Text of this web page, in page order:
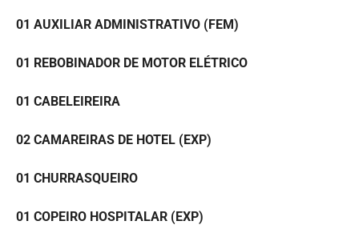
01 AUXILIAR ADMINISTRATIVO (FEM)
01 REBOBINADOR DE MOTOR ELÉTRICO
01 CABELEIREIRA
02 CAMAREIRAS DE HOTEL (EXP)
01 CHURRASQUEIRO
01 COPEIRO HOSPITALAR (EXP)